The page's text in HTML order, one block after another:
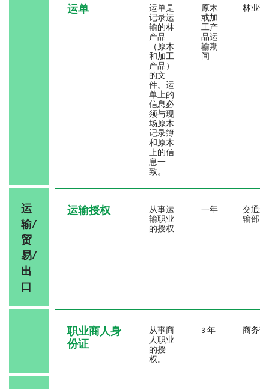
运单
运单是
记录运
输的林
产品
（原木
和加工
产品）
的文
件。运
单上的
信息必
须与现
场原木
记录簿
和原木
上的信
息一
致。
原木
或加
工产
品运
输期
间
林业部
运
输/
贸
易/
出
口
运输授权
从事运
输职业
的授权
一年
交通运
输部
职业商人身
份证
从事商
人职业
的授
权。
3 年 商务部